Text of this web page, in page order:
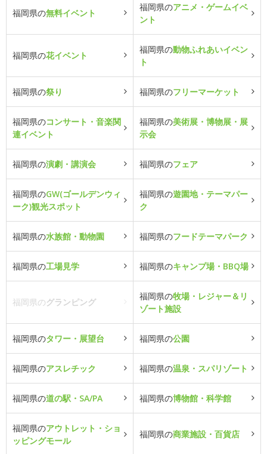
福岡県の無料イベント
福岡県のアニメ・ゲームイベ
ント
福岡県の花イベント
福岡県の動物ふれあいイベン
ト
福岡県の祭り 福岡県のフリーマーケット
福岡県のコンサート・音楽関
連イベント
福岡県の美術展・博物展・展
示会
福岡県の演劇・講演会 福岡県のフェア
福岡県のGW(ゴールデンウィ
ーク)観光スポット
福岡県の遊園地・テーマパー
ク
福岡県の水族館・動物園 福岡県のフードテーマパーク
福岡県の工場見学 福岡県のキャンプ場・BBQ場
福岡県のグランピング
福岡県の牧場・レジャー＆リ
ゾート施設
福岡県のタワー・展望台 福岡県の公園
福岡県のアスレチック 福岡県の温泉・スパリゾート
福岡県の道の駅・SA/PA 福岡県の博物館・科学館
福岡県のアウトレット・ショ
ッピングモール
福岡県の商業施設・百貨店